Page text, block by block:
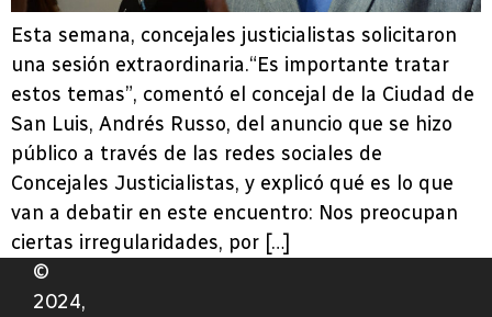
Esta semana, concejales justicialistas solicitaron
una sesión extraordinaria.“Es importante tratar
estos temas”, comentó el concejal de la Ciudad de
San Luis, Andrés Russo, del anuncio que se hizo
público a través de las redes sociales de
Concejales Justicialistas, y explicó qué es lo que
van a debatir en este encuentro: Nos preocupan
ciertas irregularidades, por […]
©
2024,